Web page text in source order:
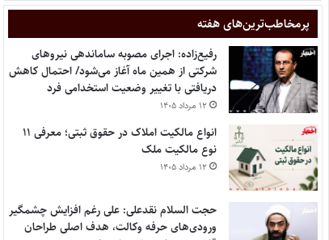
پر‌مخاطب‌ترین‌های هفته
رفیع‌زاده: اجرای مصوبه ساماندهی نیروهای
شرکتی از همین ماه آغاز می‌شود/ احتمال کاهش
دریافتی با تغییر وضعیت استخدامی فرد
۱۲ مرداد ۱۴۰۵
انواع مالکیت املاک در حقوق ثبتی؛ معرفی ۱۱
نوع مالکیت ملک
۱۲ مرداد ۱۴۰۵
حجت السلام نقدعلی: علی رغم افزایش چشمگیر
ورودی‌های حرفه وکالت، هدف اصلی طراحان